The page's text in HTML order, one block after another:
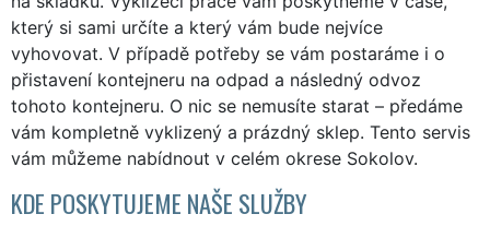
který si sami určíte a který vám bude nejvíce
vyhovovat. V případě potřeby se vám postaráme i o
přistavení kontejneru na odpad a následný odvoz
tohoto kontejneru. O nic se nemusíte starat – předáme
vám kompletně vyklizený a prázdný sklep. Tento servis
vám můžeme nabídnout v celém okrese Sokolov.
KDE POSKYTUJEME NAŠE SLUŽBY